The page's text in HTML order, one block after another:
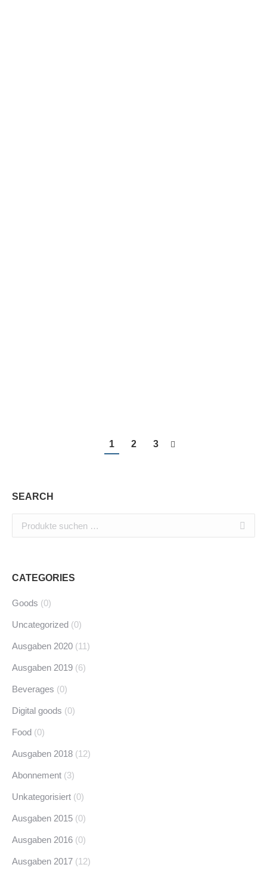
1 2 3
SEARCH
CATEGORIES
Goods (0)
Uncategorized (0)
Ausgaben 2020 (11)
Ausgaben 2019 (6)
Beverages (0)
Digital goods (0)
Food (0)
Ausgaben 2018 (12)
Abonnement (3)
Unkategorisiert (0)
Ausgaben 2015 (0)
Ausgaben 2016 (0)
Ausgaben 2017 (12)